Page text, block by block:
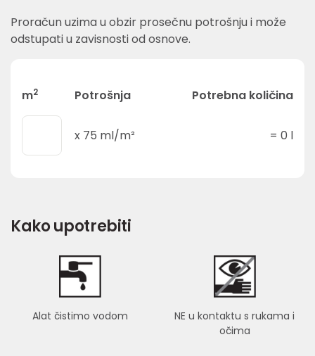
Proračun uzima u obzir prosečnu potrošnju i može
odstupati u zavisnosti od osnove.
m2 Potrošnja Potrebna količina
x 75 ml/m² = 0 l
Kako upotrebiti
Alat čistimo vodom
NE u kontaktu s rukama i
očima